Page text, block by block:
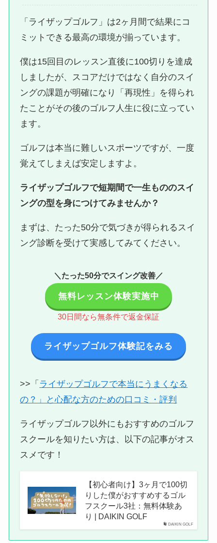
「ライザップゴルフ」は2ヶ月間で結果にコ
ミットできる最高の環境が揃っています。
僕は15回目のレッスン直後に100切りを達成
しましたが、スコアだけではなく自分のスイ
ングの課題が明確になり「再現性」を得られ
たことがその後のゴルフ人生に役に立ってい
ます。
ゴルフは本当に難しいスポーツですが、一度
覚えてしまえば安定しますよ。
ライザップゴルフで短期間で一生もののスイ
ングの型を身につけてみませんか？
まずは、たった50分で気づきが得られるスイ
ング診断を受けて実感してみてください。
＼たった50分でスイング改善／
無料レッスン体験実施中
30日間なら無条件で返金保証
ライザップゴルフ体験記をみる
>>「 ライザップゴルフで本当にうまくなる
の？」と心配な方のための口コミ・評判
ライザップゴルフ以外にもおすすめのゴルフ
スクールを知りたい方は、以下の記事がオス
スメです！
DAIKIN GOLF
【初心者向け】3ヶ月で100切
りした僕がおすすめするゴル
フスクール3社：無料体験あ
り | DAIKIN GOLF